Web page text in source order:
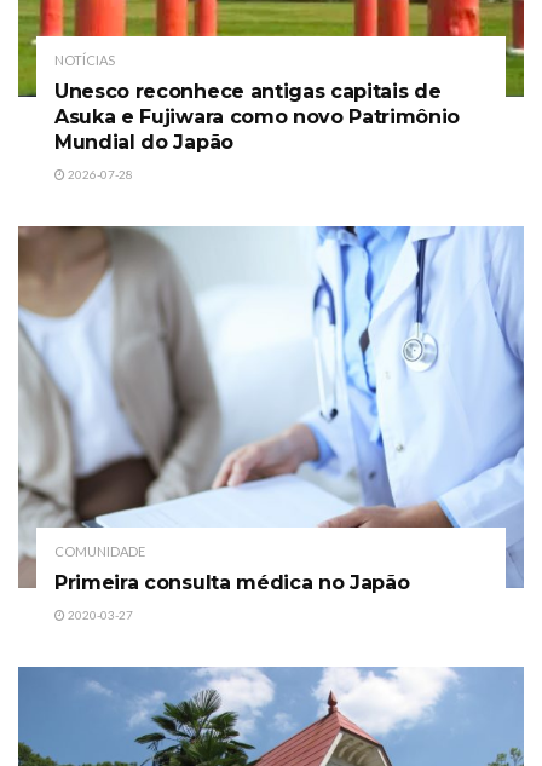
NOTÍCIAS
Unesco reconhece antigas capitais de
Asuka e Fujiwara como novo Patrimônio
Mundial do Japão
2026-07-28
COMUNIDADE
Primeira consulta médica no Japão
2020-03-27